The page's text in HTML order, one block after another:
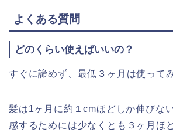
よくある質問
どのくらい使えばいいの？
すぐに諦めず、最低３ヶ月は使って
髪は1ヶ月に約１cmほどしか伸びな
感するためには少なくとも３ヶ月ほ